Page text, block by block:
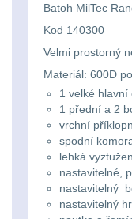
Batoh MilTec
Kod 140300
Velmi prostorný
Materiál: 600D
1 velké
1 přední a 2
vrchní
spodní
lehká
nastavitelné,
nastavitelný
nastavitelný